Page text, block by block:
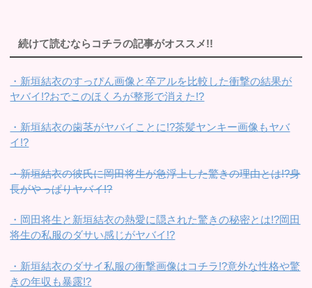
続けて読むならコチラの記事がオススメ!!
・新垣結衣のすっぴん画像と卒アルを比較した衝撃の結果が
ヤバイ!?おでこのほくろが整形で消えた!?
・新垣結衣の歯茎がヤバイことに!?茶髪ヤンキー画像もヤバ
イ!?
・新垣結衣の彼氏に岡田将生が急浮上した驚きの理由とは!?身
長がやっぱりヤバイ!?
・岡田将生と新垣結衣の熱愛に隠された驚きの秘密とは!?岡田
将生の私服のダサい感じがヤバイ!?
・新垣結衣のダサイ私服の衝撃画像はコチラ!?意外な性格や驚
きの年収も暴露!?